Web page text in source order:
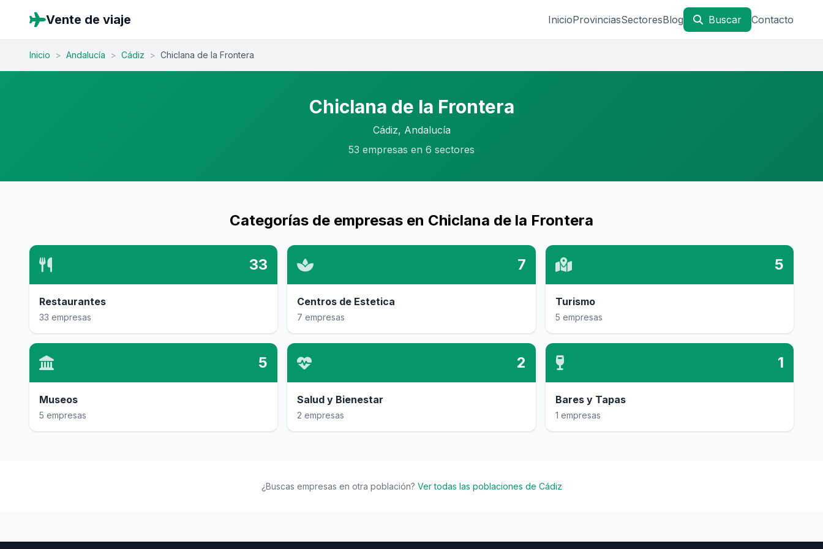
Vente de viaje InicioProvinciasSectoresBlog Buscar Contacto
Inicio > Andalucía > Cádiz > Chiclana de la Frontera
Chiclana de la Frontera
Cádiz, Andalucía
53 empresas en 6 sectores
Categorías de empresas en Chiclana de la Frontera
33
Restaurantes
33 empresas
7
Centros de Estetica
7 empresas
5
Turismo
5 empresas
5
Museos
5 empresas
2
Salud y Bienestar
2 empresas
1
Bares y Tapas
1 empresas
¿Buscas empresas en otra población? Ver todas las poblaciones de Cádiz